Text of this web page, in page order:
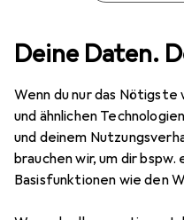
Deine Daten.
Wenn du nur das
und ähnlichen
und deinem
brauchen wir, um dir bspw.
Basisfunktionen wie den
Möbel Schlafzimmer Bett
vidaXL
140 x
Zubehör für